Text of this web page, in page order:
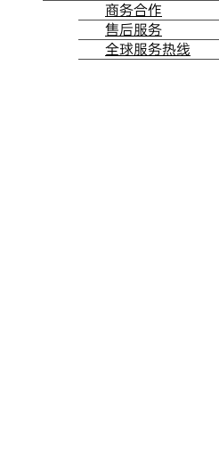
商务合作
售后服务
全球服务热线